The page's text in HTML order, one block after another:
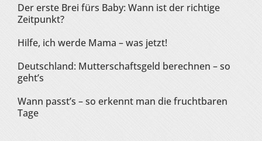
Der erste Brei fürs Baby: Wann ist der richtige
Zeitpunkt?
Hilfe, ich werde Mama – was jetzt!
Deutschland: Mutterschaftsgeld berechnen – so
geht’s
Wann passt’s – so erkennt man die fruchtbaren
Tage